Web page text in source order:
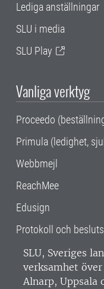
Lediga anställningar
SLU i media
SLU Play
Vanliga verktyg
Proceedo
Primula (ledighet,
Webbmejl
ReachMee
Edusign
Protokoll och
SLU, Sveriges
verksamhet
Alnarp, Uppsala